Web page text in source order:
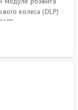
колеса (DLP)
чипа, датчиков
и